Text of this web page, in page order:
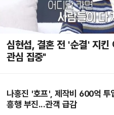
심현섭, 결혼 전 '순결' 지킨
관심 집중"
나홍진 '호프', 제작비 600억 투
흥행 부진...관객 급감